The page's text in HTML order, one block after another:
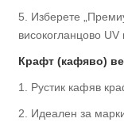
5. Изберете
високогланцово
Крафт (кафяво)
1. Рустик кафяв
2. Идеален за